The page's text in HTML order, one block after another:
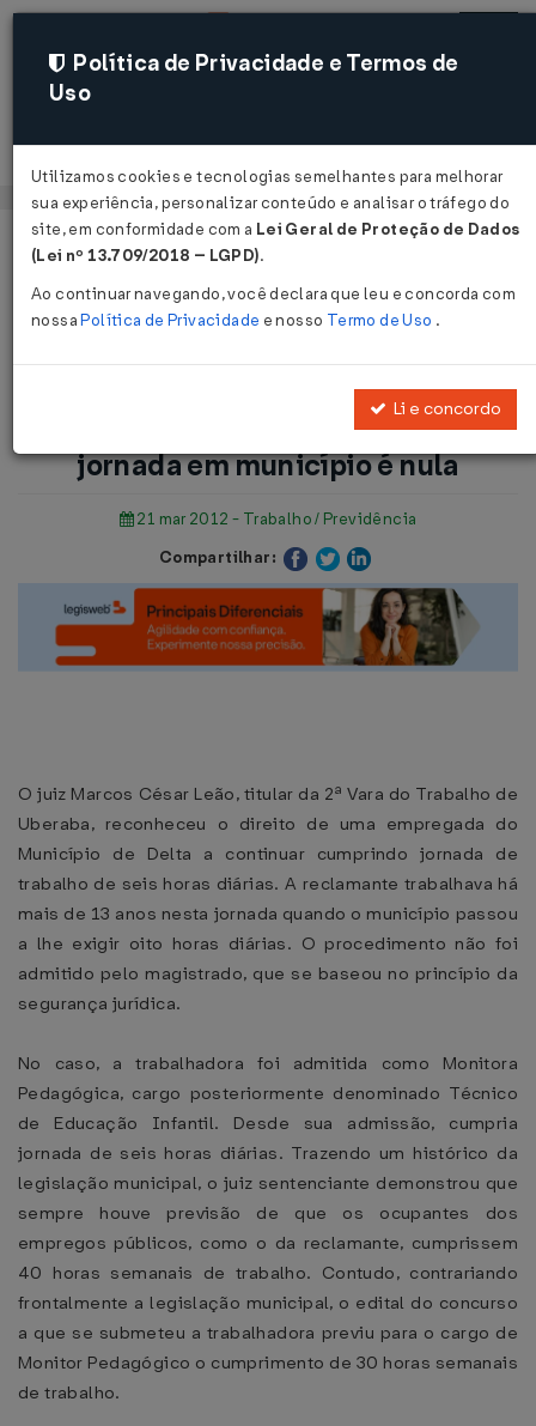
Acessar
Página Inicial
Notícias
nula...
Voltar
Segurança jurídica: alteração de
jornada em município é nula
21 mar 2012 - Trabalho / Previdência
Compartilhar:
O juiz Marcos César Leão, titular da 2ª Vara do Trabalho de
Uberaba, reconheceu o direito de uma empregada do
Município de Delta a continuar cumprindo jornada de
trabalho de seis horas diárias. A reclamante trabalhava há
mais de 13 anos nesta jornada quando o município passou
a lhe exigir oito horas diárias. O procedimento não foi
admitido pelo magistrado, que se baseou no princípio da
segurança jurídica.
No caso, a trabalhadora foi admitida como Monitora
Pedagógica, cargo posteriormente denominado Técnico
de Educação Infantil. Desde sua admissão, cumpria
jornada de seis horas diárias. Trazendo um histórico da
legislação municipal, o juiz sentenciante demonstrou que
sempre houve previsão de que os ocupantes dos
empregos públicos, como o da reclamante, cumprissem
40 horas semanais de trabalho. Contudo, contrariando
frontalmente a legislação municipal, o edital do concurso
a que se submeteu a trabalhadora previu para o cargo de
Monitor Pedagógico o cumprimento de 30 horas semanais
de trabalho.
Política de Privacidade e Termos de
Uso
Utilizamos cookies e tecnologias semelhantes para melhorar
sua experiência, personalizar conteúdo e analisar o tráfego do
site, em conformidade com a Lei Geral de Proteção de Dados
(Lei nº 13.709/2018 – LGPD).
Ao continuar navegando, você declara que leu e concorda com
nossaPolítica de Privacidade e nosso Termo de Uso .
Li e concordo